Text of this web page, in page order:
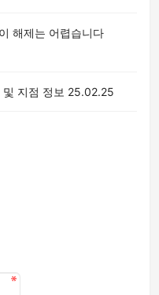
해제는 어렵습니다
지점 정보 25.02.25